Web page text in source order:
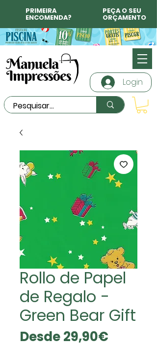
PRIMEIRA
ENCOMENDA?
PEÇA O SEU
ORÇAMENTO
Login
Rollo de Papel
de Regalo -
Green Bear Gift
Desde29,90€